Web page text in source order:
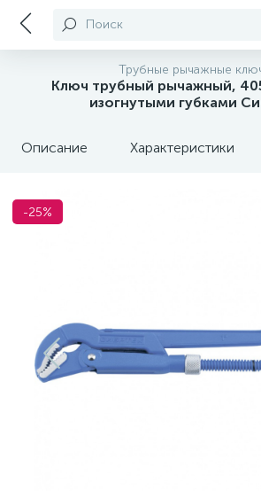
Поиск
Трубные рычажные
Ключ трубный рычажный,
изогнутыми губками
Описание Характеристики
-25%